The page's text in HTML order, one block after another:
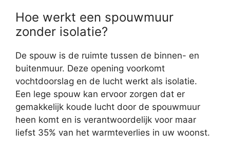
Hoe werkt een spouwmuur
zonder isolatie?
De spouw is de ruimte tussen de binnen- en
buitenmuur. Deze opening voorkomt
vochtdoorslag en de lucht werkt als isolatie.
Een lege spouw kan ervoor zorgen dat er
gemakkelijk koude lucht door de spouwmuur
heen komt en is verantwoordelijk voor maar
liefst 35% van het warmteverlies in uw woonst.